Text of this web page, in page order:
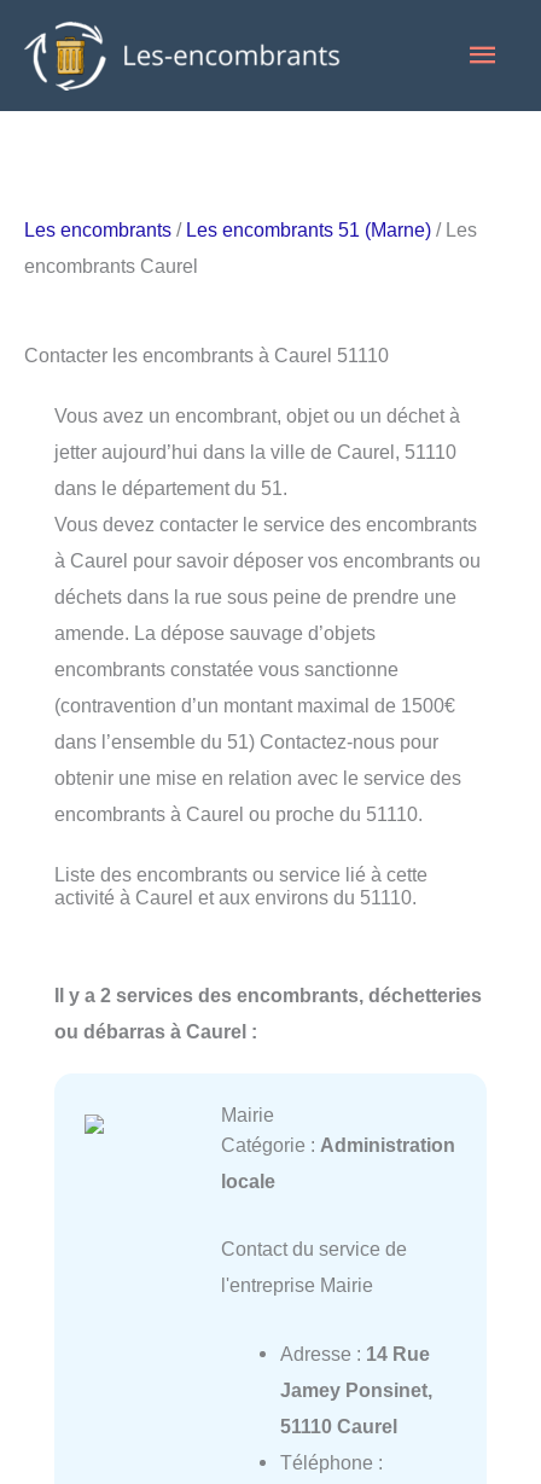
contenu
Les encombrants / Les encombrants 51 (Marne) / Les
encombrants Caurel
Contacter les encombrants à Caurel 51110
Vous avez un encombrant, objet ou un déchet à
jetter aujourd’hui dans la ville de Caurel, 51110
dans le département du 51.
Vous devez contacter le service des encombrants
à Caurel pour savoir déposer vos encombrants ou
déchets dans la rue sous peine de prendre une
amende. La dépose sauvage d’objets
encombrants constatée vous sanctionne
(contravention d’un montant maximal de 1500€
dans l’ensemble du 51) Contactez-nous pour
obtenir une mise en relation avec le service des
encombrants à Caurel ou proche du 51110.
Liste des encombrants ou service lié à cette
activité à Caurel et aux environs du 51110.
Il y a 2 services des encombrants, déchetteries
ou débarras à Caurel :
Mairie
Catégorie : Administration
locale
Contact du service de
l'entreprise Mairie
Adresse : 14 Rue
Jamey Ponsinet,
51110 Caurel
Téléphone :